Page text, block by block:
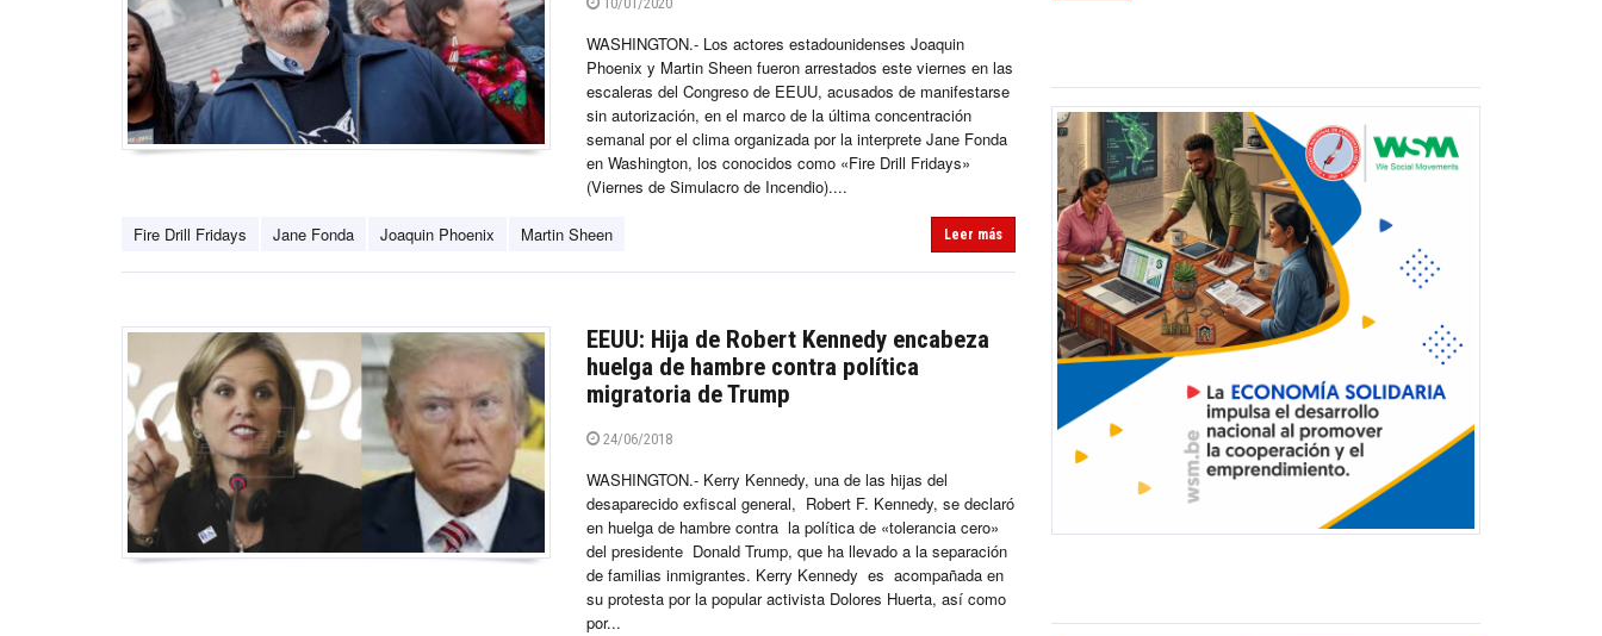
WASHINGTON.- Los actores estadounidenses Joaquin
Phoenix y Martin Sheen fueron arrestados este viernes en las
escaleras del Congreso de EEUU, acusados de manifestarse
sin autorización, en el marco de la última concentración
semanal por el clima organizada por la interprete Jane Fonda
en Washington, los conocidos como «Fire Drill Fridays»
(Viernes de Simulacro de Incendio)....
Fire Drill Fridays Jane Fonda Joaquin Phoenix Martin Sheen Leer más
EEUU: Hija de Robert Kennedy encabeza
huelga de hambre contra política
migratoria de Trump
24/06/2018
WASHINGTON.- Kerry Kennedy, una de las hijas del
desaparecido exfiscal general, Robert F. Kennedy, se declaró
en huelga de hambre contra la política de «tolerancia cero»
del presidente Donald Trump, que ha llevado a la separación
de familias inmigrantes. Kerry Kennedy es acompañada en
su protesta por la popular activista Dolores Huerta, así como
por...